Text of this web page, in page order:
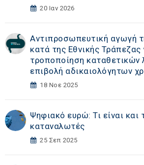
20 Ιαν 2026
Αντιπροσωπευτική αγωγή
κατά της Εθνικής Τράπεζας
τροποποίηση καταθετικών
επιβολή αδικαιολόγητων
18 Νοε 2025
Ψηφιακό ευρώ: Τι είναι και
καταναλωτές
25 Σεπ 2025